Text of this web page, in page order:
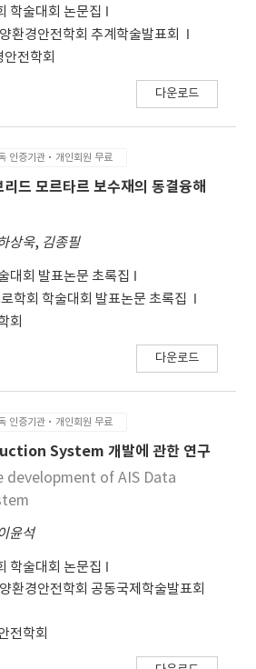
학술대회 논문집
환경안전학회 추계학술발표회
전학회
다운로드
인증기관·개인회원 무료
드 모르타르 보수재의 동결융해
상욱, 김종필
대회 발표논문 초록집
학회 학술대회 발표논문 초록집
회
다운로드
인증기관·개인회원 무료
System 개발에 관한 연구
development of AIS Data
윤석
학술대회 논문집
환경안전학회 공동국제학술발표회
전학회